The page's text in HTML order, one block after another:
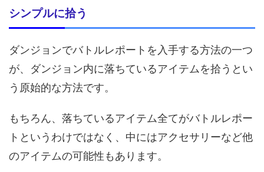
シンプルに拾う
ダンジョンでバトルレポートを入手する方法の一つ
が、ダンジョン内に落ちているアイテムを拾うとい
う原始的な方法です。
もちろん、落ちているアイテム全てがバトルレポー
トというわけではなく、中にはアクセサリーなど他
のアイテムの可能性もあります。